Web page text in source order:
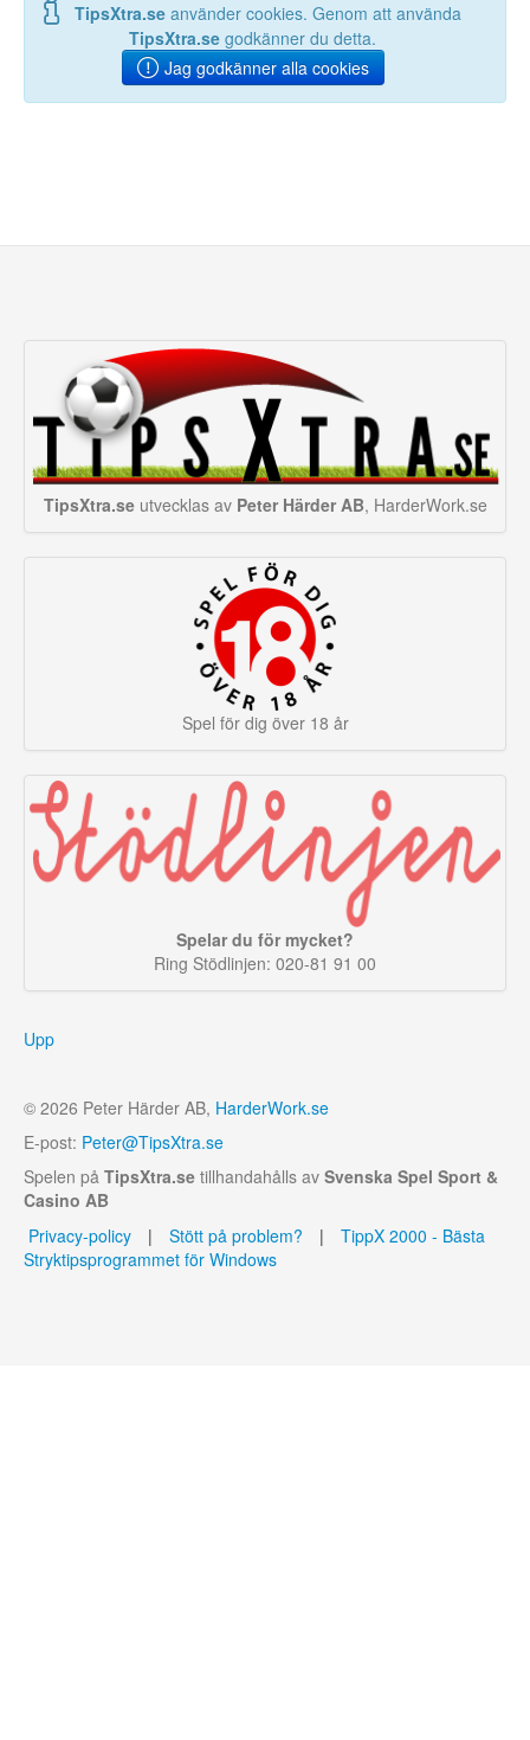
TipsXtra.se använder cookies. Genom att använda
TipsXtra.se godkänner du detta.
Jag godkänner alla cookies
TipsXtra.seutvecklas av Peter Härder AB, HarderWork.se
Spel för dig över 18 år
Spelar du för mycket?
Ring Stödlinjen: 020-81 91 00
Upp
© 2026 Peter Härder AB, HarderWork.se
E-post: Peter@TipsXtra.se
Spelen på TipsXtra.se tillhandahålls av Svenska Spel Sport &
Casino AB
Privacy-policy
| Stött på problem? |
TippX 2000 - Bästa
Stryktipsprogrammet för Windows